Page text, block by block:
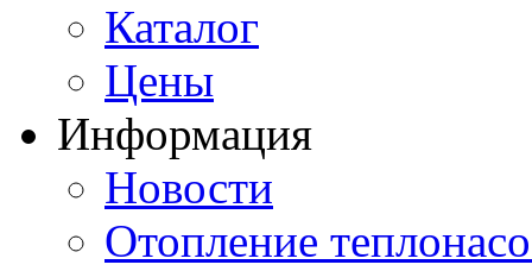
Каталог
Цены
Информация
Новости
Отопление